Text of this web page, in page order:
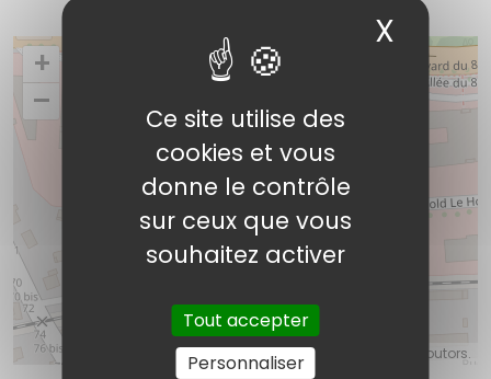
Ce site utilise des
cookies et vous
donne le contrôle
sur ceux que vous
souhaitez activer
Tout accepter
Personnaliser
X
Nexen Avocats
+
–
©OpenStreetMap contributors.